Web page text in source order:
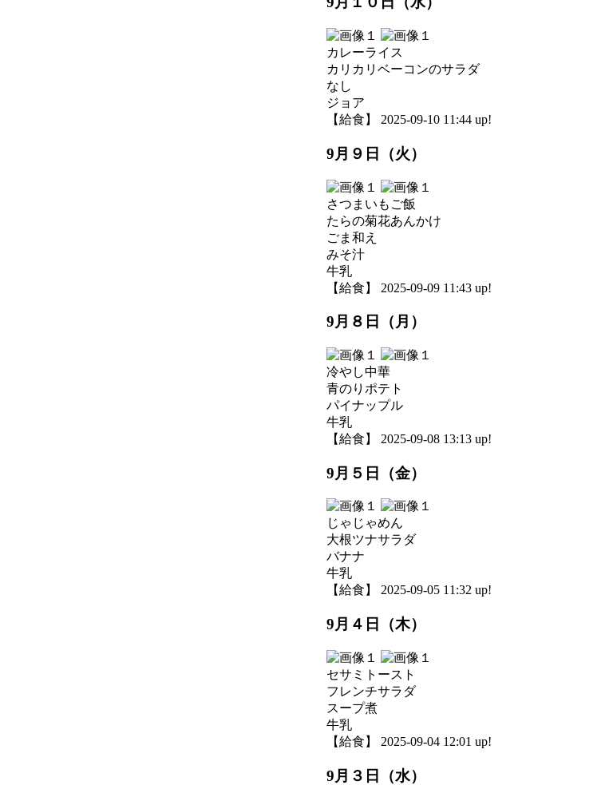
カレーライス
カリカリベーコンのサラダ
なし
ジョア
【給食】 2025-09-10 11:44 up!
9月９日（火）
さつまいもご飯
たらの菊花あんかけ
ごま和え
みそ汁
牛乳
【給食】 2025-09-09 11:43 up!
9月８日（月）
冷やし中華
青のりポテト
パイナップル
牛乳
【給食】 2025-09-08 13:13 up!
9月５日（金）
じゃじゃめん
大根ツナサラダ
バナナ
牛乳
【給食】 2025-09-05 11:32 up!
9月４日（木）
セサミトースト
フレンチサラダ
スープ煮
牛乳
【給食】 2025-09-04 12:01 up!
9月３日（水）